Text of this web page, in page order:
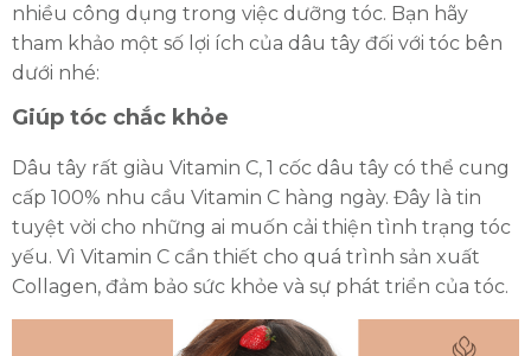
nhiều công dụng trong việc dưỡng tóc. Bạn hãy
tham khảo một số lợi ích của dâu tây đối với tóc bên
dưới nhé:
Giúp tóc chắc khỏe
Dâu tây rất giàu Vitamin C, 1 cốc dâu tây có thể cung
cấp 100% nhu cầu Vitamin C hàng ngày. Đây là tin
tuyệt vời cho những ai muốn cải thiện tình trạng tóc
yếu. Vì Vitamin C cần thiết cho quá trình sản xuất
Collagen, đảm bảo sức khỏe và sự phát triển của tóc.